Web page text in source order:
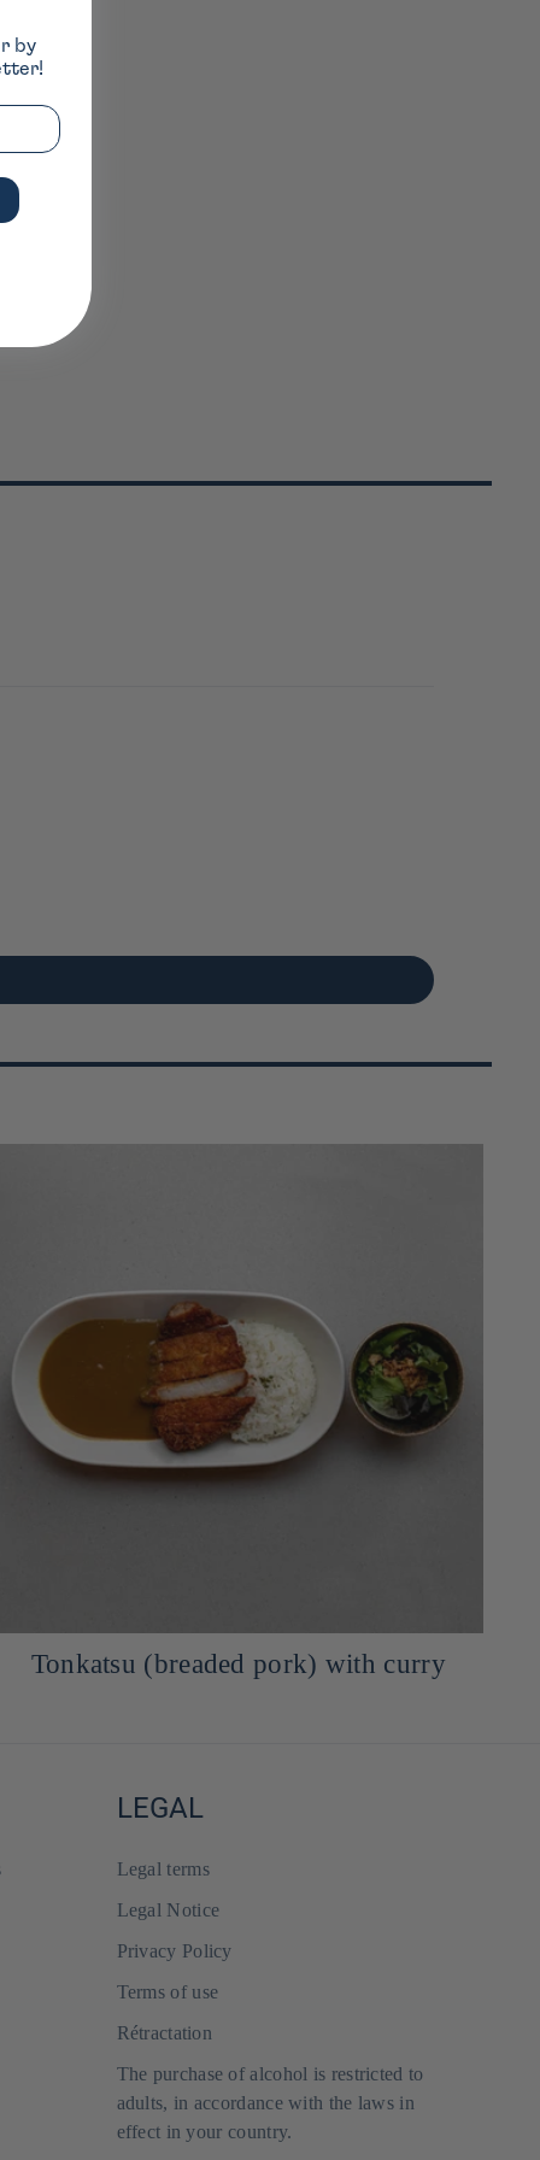
Tonkatsu (breaded pork) with curry
LEGAL
Legal terms
Legal Notice
Privacy Policy
Terms of use
Rétractation
The purchase of alcohol is restricted to
adults, in accordance with the laws in
effect in your country.
by